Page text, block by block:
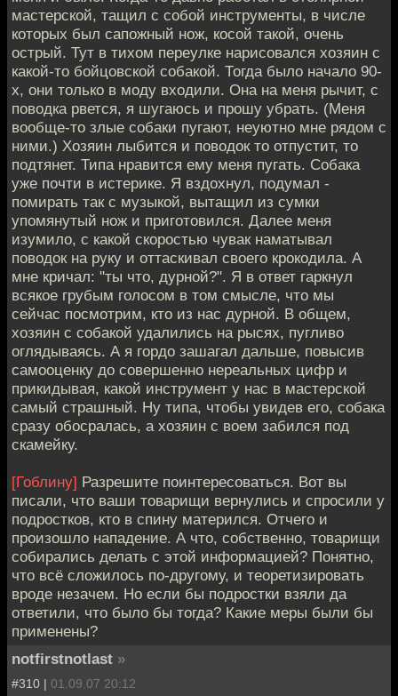
мастерской, тащил с собой инструменты, в числе
которых был сапожный нож, косой такой, очень
острый. Тут в тихом переулке нарисовался хозяин с
какой-то бойцовской собакой. Тогда было начало 90-
х, они только в моду входили. Она на меня рычит, с
поводка рвется, я шугаюсь и прошу убрать. (Меня
вообще-то злые собаки пугают, неуютно мне рядом с
ними.) Хозяин лыбится и поводок то отпустит, то
подтянет. Типа нравится ему меня пугать. Собака
уже почти в истерике. Я вздохнул, подумал -
помирать так с музыкой, вытащил из сумки
упомянутый нож и приготовился. Далее меня
изумило, с какой скоростью чувак наматывал
поводок на руку и оттаскивал своего крокодила. А
мне кричал: "ты что, дурной?". Я в ответ гаркнул
всякое грубым голосом в том смысле, что мы
сейчас посмотрим, кто из нас дурной. В общем,
хозяин с собакой удалились на рысях, пугливо
оглядываясь. А я гордо зашагал дальше, повысив
самооценку до совершенно нереальных цифр и
прикидывая, какой инструмент у нас в мастерской
самый страшный. Ну типа, чтобы увидев его, собака
сразу обосралась, а хозяин с воем забился под
скамейку.
[Гоблину] Разрешите поинтересоваться. Вот вы
писали, что ваши товарищи вернулись и спросили у
подростков, кто в спину матерился. Отчего и
произошло нападение. А что, собственно, товарищи
собирались делать с этой информацией? Понятно,
что всё сложилось по-другому, и теоретизировать
вроде незачем. Но если бы подростки взяли да
ответили, что было бы тогда? Какие меры были бы
применены?
notfirstnotlast »
#310 | 01.09.07 20:12